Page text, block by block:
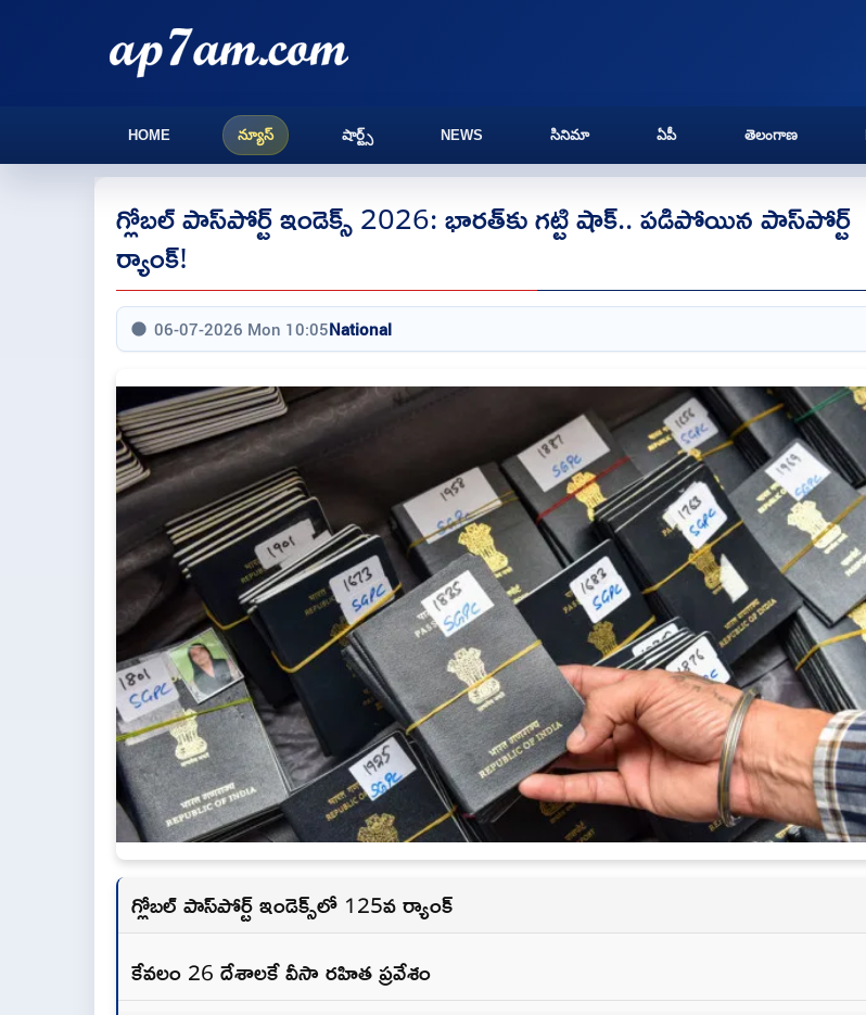
HOME న్యూస్ షార్ట్స్ NEWS సినిమా ఏపీ తెలంగాణ
గ్లోబల్ పాస్‌పోర్ట్ ఇండెక్స్ 2026: భారత్‌కు గట్టి షాక్.. పడిపోయిన పాస్‌పోర్ట్
ర్యాంక్!
06-07-2026 Mon 10:05National
గ్లోబల్ పాస్‌పోర్ట్ ఇండెక్స్‌లో 125వ ర్యాంక్
కేవలం 26 దేశాలకే వీసా రహిత ప్రవేశం